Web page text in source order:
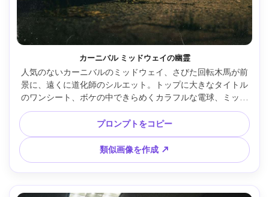
カーニバル ミッドウェイの幽霊
人気のないカーニバルのミッドウェイ、さびた回転木馬が前
景に、遠くに道化師のシルエット。トップに大きなタイトル
のワンシート、ボケの中できらめくカラフルな電球、ミック
スされたネオンとタングステン照明、Fujifilm X-T5・56mm
f/1.2、ローアングル、不気味なノスタルジア、ヴィンテージ
風、リアルな金属の錆と自然な影、高解像度、300dpi印刷対
応 --ar 4:5
プロンプトをコピー
類似画像を作成 ↗